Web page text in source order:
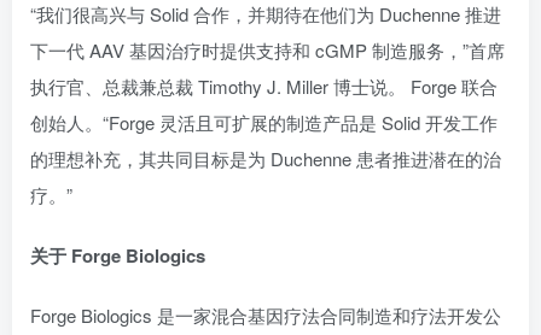
“我们很高兴与 Solid 合作，并期待在他们为 Duchenne 推进
下一代 AAV 基因治疗时提供支持和 cGMP 制造服务，”首席
执行官、总裁兼总裁 Timothy J. Miller 博士说。 Forge 联合
创始人。“Forge 灵活且可扩展的制造产品是 Solid 开发工作
的理想补充，其共同目标是为 Duchenne 患者推进潜在的治
疗。”
关于 Forge Biologics
Forge Biologics 是一家混合基因疗法合同制造和疗法开发公